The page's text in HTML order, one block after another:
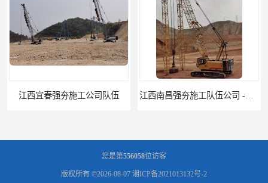
江西南昌强夯施工队伍公司 -湖南业峻强夯基础工程
您是第556058位访客
版权所有 ©2026-08-07 湘ICP备2021013132号-2